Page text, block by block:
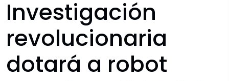
Investigación
revolucionaria
dotará a robot